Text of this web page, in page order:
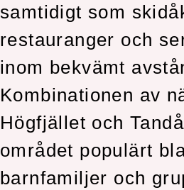
samtidigt som
restauranger och
inom bekvämt
Kombinationen av
Högfjället och
området populärt
barnfamiljer och